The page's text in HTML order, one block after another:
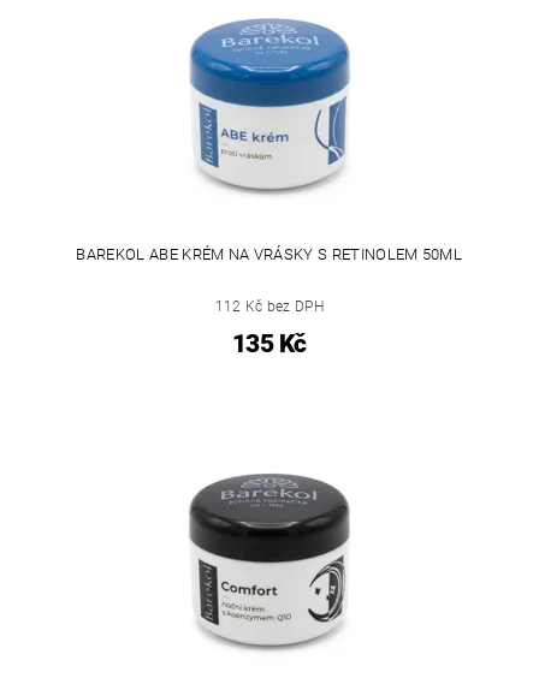
BAREKOL ABE KRÉM NA VRÁSKY S RETINOLEM 50ML
112 Kč bez DPH
135 Kč